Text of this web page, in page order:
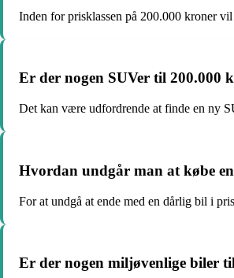
Inden for prisklassen på 200.000 kroner
Er der nogen SUVer til 200.000
Det kan være udfordrende at finde en ny
Hvordan undgår man at købe
For at undgå at ende med en dårlig bil i
Er der nogen miljøvenlige biler